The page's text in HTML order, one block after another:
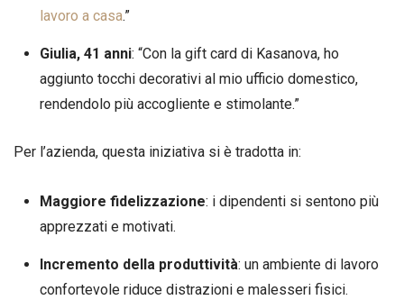
lavoro a casa.”
Giulia, 41 anni: “Con la gift card di Kasanova, ho
aggiunto tocchi decorativi al mio ufficio domestico,
rendendolo più accogliente e stimolante.”
Per l’azienda, questa iniziativa si è tradotta in:
Maggiore fidelizzazione: i dipendenti si sentono più
apprezzati e motivati.
Incremento della produttività: un ambiente di lavoro
confortevole riduce distrazioni e malesseri fisici.